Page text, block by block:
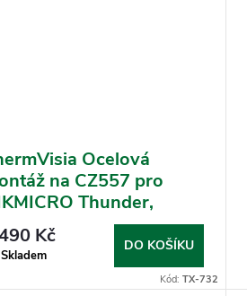
Ocelová
na CZ557 pro
Thunder,
1.0, 2.0 a
Kč
Skladem
DO KOŠÍKU
Kód: TX-732